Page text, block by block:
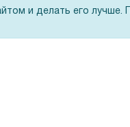
и делать его